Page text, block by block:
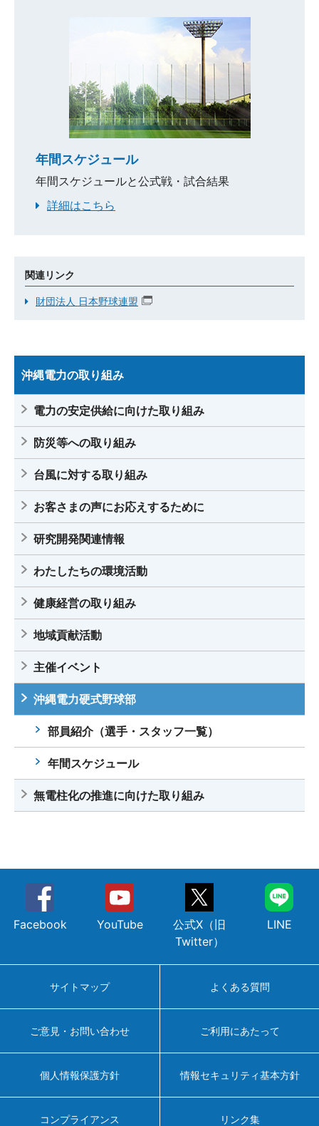
第95回都市対抗野球大会補強選手紹介
2024.06.10第95回都市対抗野球 本大会出場決定！
2024.05.09戦績一覧を更新しました
2024.05.09部員紹介（選手・スタッフ一覧）を更新
しました
2023.09.15部員紹介（選手・スタッフ一覧）更新しま
2023.09.15
2023.09.15戦績一覧を更新しました
2022.02.15部員紹介（選手・スタッフ一覧）を更新し
ました
2021.12.08勇退者の挨拶を更新しました
2021.10.27第92回都市対抗野球大会補強選手紹介
果を更新しました
区予選の結果を更新しました
2021.05.20第73回JABA九州大会の結果を更新しまし
た
2021.05.20部員紹介（選手・スタッフ一覧）を更新し
ました
2021.05.20第49回JABA四国大会の結果を更新しまし
た
2021.01.08 勇退者の挨拶を更新しました
2020.10.29 第91回都市対抗野球大会補強選手紹介
2020.10.23第91回都市対抗野球選手権九州地区予選
の結果を更新しました
の組合せを更新しました
2020.01.27勇退者の挨拶を更新しました
2019.10.18 第45回社会人野球日本選手権大会の組合せ
年間スケジュール
年間スケジュールと公式戦・試合結果
詳細はこちら
関連リンク
財団法人 日本野球連盟
沖縄電力の取り組み
電力の安定供給に向けた取り組み
防災等への取り組み
台風に対する取り組み
お客さまの声にお応えするために
研究開発関連情報
わたしたちの環境活動
健康経営の取り組み
地域貢献活動
主催イベント
沖縄電力硬式野球部
部員紹介（選手・スタッフ一覧）
年間スケジュール
無電柱化の推進に向けた取り組み
Facebook YouTube
公式X（旧
Twitter）
LINE
サイトマップ よくある質問
ご意見・お問い合わせ ご利用にあたって
個人情報保護方針 情報セキュリティ基本方針
コンプライアンス リンク集